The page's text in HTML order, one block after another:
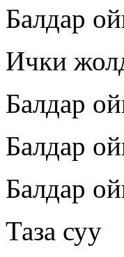
Балдар
Ички
Балдар
Балдар
Балдар
Таза суу